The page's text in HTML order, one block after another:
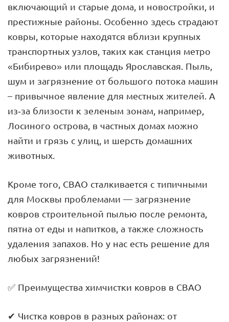
включающий и старые дома, и новостройки, и
престижные районы. Особенно здесь страдают
ковры, которые находятся вблизи крупных
транспортных узлов, таких как станция метро
«Бибирево» или площадь Ярославская. Пыль,
шум и загрязнение от большого потока машин
– привычное явление для местных жителей. А
из-за близости к зеленым зонам, например,
Лосиного острова, в частных домах можно
найти и грязь с улиц, и шерсть домашних
животных.
Кроме того, СВАО сталкивается с типичными
для Москвы проблемами — загрязнение
ковров строительной пылью после ремонта,
пятна от еды и напитков, а также сложность
удаления запахов. Но у нас есть решение для
любых загрязнений!
✅ Преимущества химчистки ковров в СВАО
✔ Чистка ковров в разных районах: от